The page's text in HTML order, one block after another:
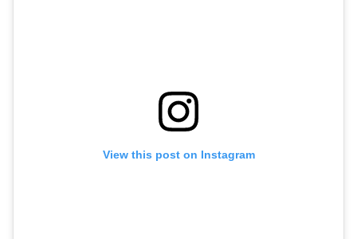
View this post on Instagram